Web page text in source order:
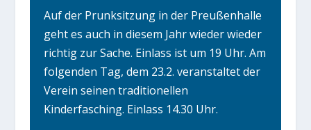
Auf der Prunksitzung in der Preußenhalle
geht es auch in diesem Jahr wieder wieder
richtig zur Sache. Einlass ist um 19 Uhr. Am
folgenden Tag, dem 23.2. veranstaltet der
Verein seinen traditionellen
Kinderfasching. Einlass 14.30 Uhr.